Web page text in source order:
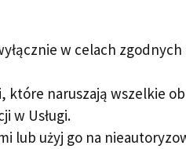
w celach
które naruszają wszelkie
w Usługi.
lub użyj go na